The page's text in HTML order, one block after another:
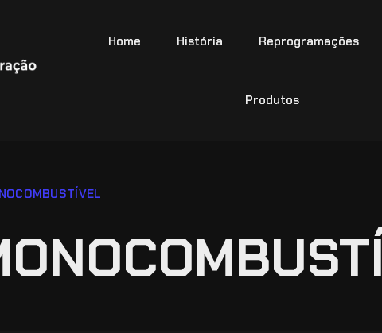
Home História Reprogramações
Produtos